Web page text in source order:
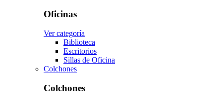
Oficinas
Ver categoría
Biblioteca
Escritorios
Sillas de Oficina
Colchones
Colchones